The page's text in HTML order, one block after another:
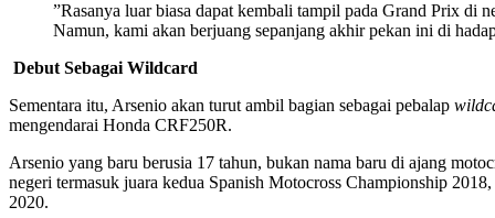
”Rasanya luar biasa dapat kembali tampil pada Grand Prix di
Namun, kami akan berjuang sepanjang akhir pekan ini di
Debut Sebagai Wildcard
Sementara itu, Arsenio akan turut ambil bagian sebagai pebalap
mengendarai Honda CRF250R.
Arsenio yang baru berusia 17 tahun, bukan nama baru di ajang
negeri termasuk juara kedua Spanish Motocross Championship
2020.